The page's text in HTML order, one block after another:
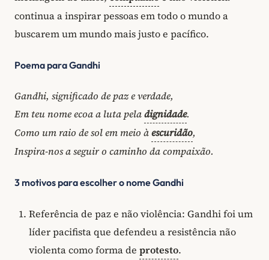
continua a inspirar pessoas em todo o mundo a
buscarem um mundo mais justo e pacífico.
Poema para Gandhi
Gandhi, significado de paz e verdade,
Em teu nome ecoa a luta peladignidade.
Como um raio de sol em meio àescuridão,
Inspira-nos a seguir o caminho da compaixão.
3 motivos para escolher o nome Gandhi
Referência de paz e não violência: Gandhi foi um
líder pacifista que defendeu a resistência não
violenta como forma de protesto.